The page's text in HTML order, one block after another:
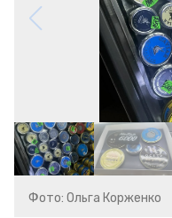
Фото: Ольга Корженко